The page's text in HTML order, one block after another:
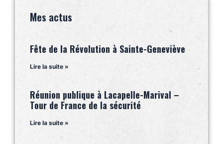
Mes actus
Fête de la Révolution à Sainte-Geneviève
Lire la suite »
Réunion publique à Lacapelle-Marival –
Tour de France de la sécurité
Lire la suite »